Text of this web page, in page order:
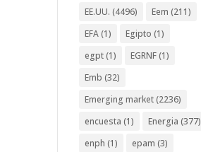
EE.UU. (4496) Eem (211)
EFA (1) Egipto (1)
egpt (1) EGRNF (1)
Emb (32)
Emerging market (2236)
encuesta (1) Energia (377)
enph (1) epam (3)